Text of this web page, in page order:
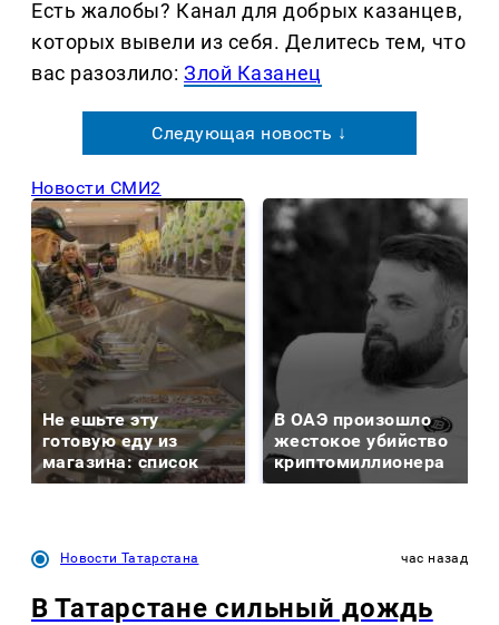
Есть жалобы? Канал для добрых казанцев,
которых вывели из себя. Делитеcь тем, что
вас разозлило:Злой Казанец
Следующая новость ↓
Новости СМИ2
Не ешьте эту
готовую еду из
магазина: список
В ОАЭ произошло
жестокое убийство
криптомиллионера
Новости Татарстана час назад
В Татарстане сильный дождь